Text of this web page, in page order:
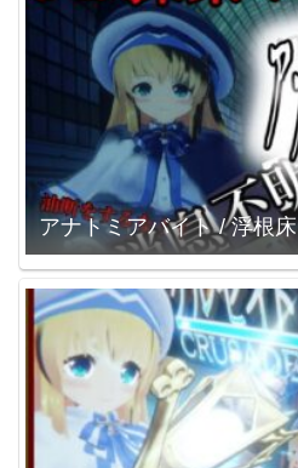
アナトミアバイト / 浮根床